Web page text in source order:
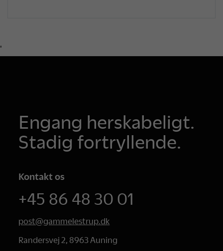
'
Engang herskabeligt.
Stadig fortryllende.
Kontakt os
+45 86 48 30 01
post@gammelestrup.dk
Randersvej 2, 8963 Auning